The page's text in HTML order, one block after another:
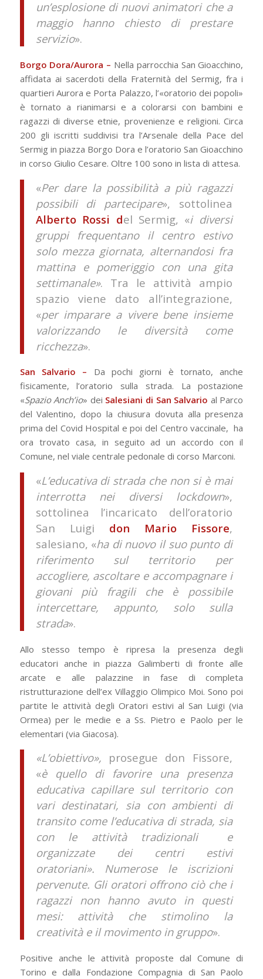
un’esplosione di nuovi animatori che a
maggio hanno chiesto di prestare
servizio».
Borgo Dora/Aurora – Nella parrocchia San Gioacchino,
affidata ai sacerdoti della Fraternità del Sermig, fra i
quartieri Aurora e Porta Palazzo, l’«oratorio dei popoli»
è tornato a rianimarsi e a colorarsi con bambini e
ragazzi di diverse etnie, provenienze e religioni. Circa
200 gli iscritti suddivisi tra l’Arsenale della Pace del
Sermig in piazza Borgo Dora e l’oratorio San Gioacchino
in corso Giulio Cesare. Oltre 100 sono in lista di attesa.
«Per dare la possibilità a più ragazzi
possibili di partecipare», sottolinea
Alberto Rossi del Sermig, «i diversi
gruppi frequentano il centro estivo
solo mezza giornata, alternandosi fra
mattina e pomeriggio con una gita
settimanale». Tra le attività ampio
spazio viene dato all’integrazione,
«per imparare a vivere bene insieme
valorizzando le diversità come
ricchezza».
San Salvario – Da pochi giorni è tornato, anche
fisicamente, l’oratorio sulla strada. La postazione
«Spazio Anch’io» dei Salesiani di San Salvario al Parco
del Valentino, dopo la chiusura dovuta alla presenza
prima del Covid Hospital e poi del Centro vaccinale, ha
ora trovato casa, in seguito ad un accordo con il
Comune, nel viale centrale pedonale di corso Marconi.
«L’educativa di strada che non si è mai
interrotta nei diversi lockdown»,
sottolinea l’incaricato dell’oratorio
San Luigi don Mario Fissore,
salesiano, «ha di nuovo il suo punto di
riferimento sul territorio per
accogliere, ascoltare e accompagnare i
giovani più fragili che è possibile
intercettare, appunto, solo sulla
strada».
Allo stesso tempo è ripresa la presenza degli
educatori anche in piazza Galimberti di fronte alle
arcate e alle palazzine in fase di completa
ristrutturazione dell’ex Villaggio Olimpico Moi. Sono poi
partite le attività degli Oratori estivi al San Luigi (via
Ormea) per le medie e a Ss. Pietro e Paolo per le
elementari (via Giacosa).
«L’obiettivo», prosegue don Fissore,
«è quello di favorire una presenza
educativa capillare sul territorio con
vari destinatari, sia con ambienti di
transito come l’educativa di strada, sia
con le attività tradizionali e
organizzate dei centri estivi
oratoriani». Numerose le iscrizioni
pervenute. Gli oratori offrono ciò che i
ragazzi non hanno avuto in questi
mesi: attività che stimolino la
creatività e il movimento in gruppo».
Positive anche le attività proposte dal Comune di
Torino e dalla Fondazione Compagnia di San Paolo